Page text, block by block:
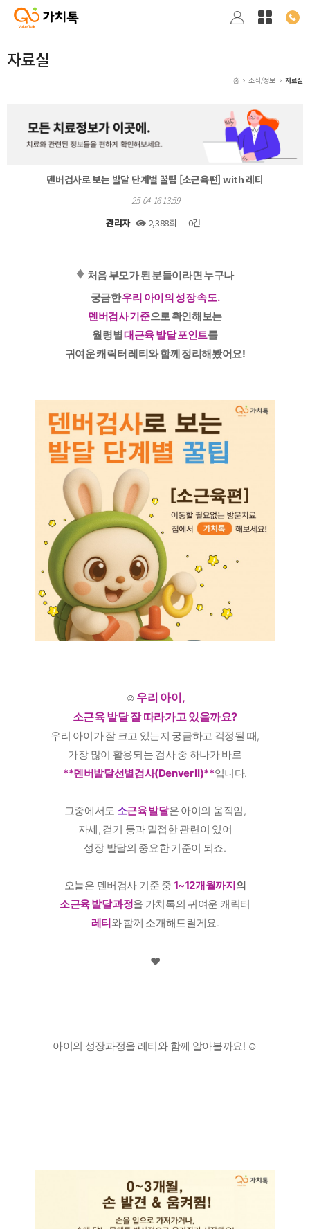
자료실
홈 소식/정보 자료실
덴버검사로 보는 발달 단계별 꿀팁 [소근육편] with 레티
25-04-16 13:59
관리자 2,388회 0건
♦️ 처음 부모가 된 분들이라면 누구나
궁금한우리 아이의 성장 속도.
덴버검사 기준으로 확인해보는
월령별대근육 발달 포인트를
귀여운 캐릭터 레티와 함께 정리해봤어요!
​☺️ 우리 아이,
소근육 발달 잘 따라가고 있을까요?
우리 아이가 잘 크고 있는지 궁금하고 걱정될 때,
가장 많이 활용되는 검사 중 하나가 바로
**덴버발달선별검사(Denver II)**입니다.
그중에서도 소근육 발달은 아이의 움직임,
자세, 걷기 등과 밀접한 관련이 있어
성장 발달의 중요한 기준이 되죠.
오늘은 덴버검사 기준 중 1~12개월까지의
소근육 발달 과정을 가치톡의 귀여운 캐릭터
레티와 함께 소개해드릴게요.
♥️
아이의 성장과정을 레티와 함께 알아볼까요! ☺️